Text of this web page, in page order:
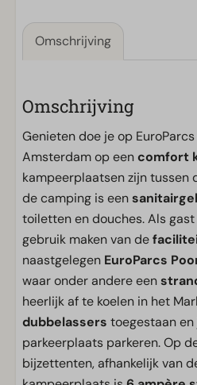
Omschrijving
Omschrijving
Genieten doe je op
Amsterdam op eencomfort
kampeerplaatsen zijn tussen
de camping is een
toiletten en douches. Als
gebruik maken van de
naastgelegen EuroParcs
waar onder andere een
heerlijk af te koelen in het
dubbelassers toegestaan
parkeerplaats parkeren. Op
bijzettenten, afhankelijk van